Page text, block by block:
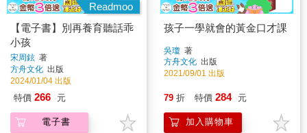
Readmoo
【電子書】別再養育聽話乖
小孩
宋周鉉 著
方舟文化 出版
2024/01/04 出版
特價 266 元
電子書
孩子一學就會的黃金口才課
吳瓊 著
方舟文化 出版
2021/09/01 出版
79 折 特價 284 元
加入購物車